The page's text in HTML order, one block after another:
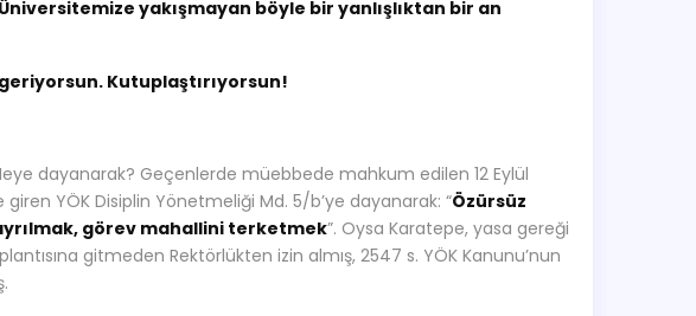
yakışmayan böyle bir yanlışlıktan bir an
Kutuplaştırıyorsun!
dayanarak? Geçenlerde müebbede mahkum edilen 12 Eylül
giren YÖK Disiplin Yönetmeliği Md. 5/b’ye dayanarak: “Özürsüz
görev mahallini terketmek”. Oysa Karatepe, yasa gereği
gitmeden Rektörlükten izin almış, 2547 s. YÖK Kanunu’nun